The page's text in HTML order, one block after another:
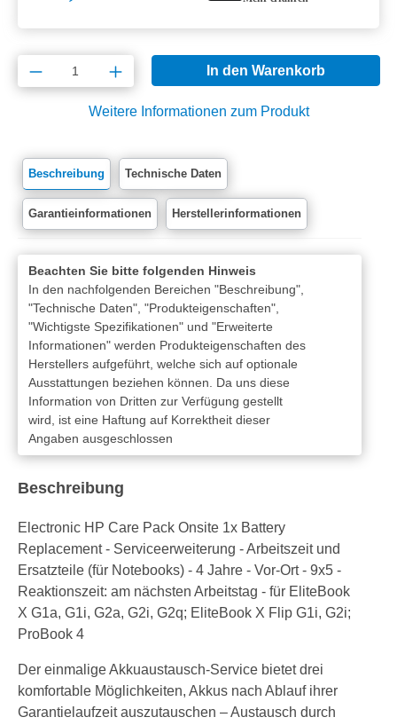
Produkt Anzahl: Gib den gewünschten
In den Warenkorb
Weitere Informationen zum Produkt
Beschreibung Technische Daten
Garantieinformationen Herstellerinformationen
Beachten Sie bitte folgenden Hinweis
In den nachfolgenden Bereichen "Beschreibung",
"Technische Daten", "Produkteigenschaften",
"Wichtigste Spezifikationen" und "Erweiterte
Informationen" werden Produkteigenschaften des
Herstellers aufgeführt, welche sich auf optionale
Ausstattungen beziehen können. Da uns diese
Information von Dritten zur Verfügung gestellt
wird, ist eine Haftung auf Korrektheit dieser
Angaben ausgeschlossen
Beschreibung
Electronic HP Care Pack Onsite 1x Battery
Replacement - Serviceerweiterung - Arbeitszeit und
Ersatzteile (für Notebooks) - 4 Jahre - Vor-Ort - 9x5 -
Reaktionszeit: am nächsten Arbeitstag - für EliteBook
X G1a, G1i, G2a, G2i, G2q; EliteBook X Flip G1i, G2i;
ProBook 4
Der einmalige Akkuaustausch-Service bietet drei
komfortable Möglichkeiten, Akkus nach Ablauf ihrer
Garantielaufzeit auszutauschen – Austausch durch